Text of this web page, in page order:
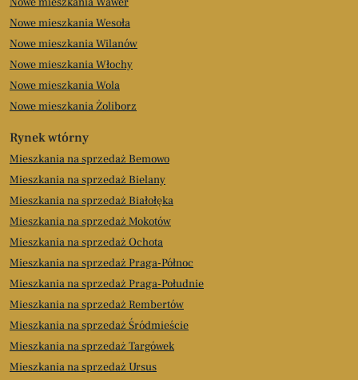
Nowe mieszkania Wesoła
Nowe mieszkania Wilanów
Nowe mieszkania Włochy
Nowe mieszkania Wola
Nowe mieszkania Żoliborz
Rynek wtórny
Mieszkania na sprzedaż Bemowo
Mieszkania na sprzedaż Bielany
Mieszkania na sprzedaż Białołęka
Mieszkania na sprzedaż Mokotów
Mieszkania na sprzedaż Ochota
Mieszkania na sprzedaż Praga-Północ
Mieszkania na sprzedaż Praga-Południe
Mieszkania na sprzedaż Rembertów
Mieszkania na sprzedaż Śródmieście
Mieszkania na sprzedaż Targówek
Mieszkania na sprzedaż Ursus